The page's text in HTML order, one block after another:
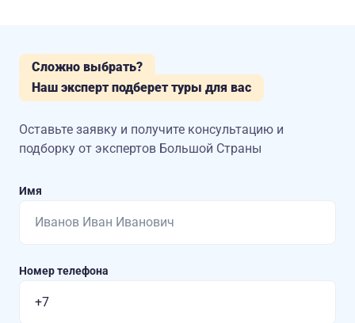
Сложно выбрать?
Наш эксперт подберет туры для вас
Оставьте заявку и получите консультацию и
подборку от экспертов Большой Страны
Имя
Номер телефона